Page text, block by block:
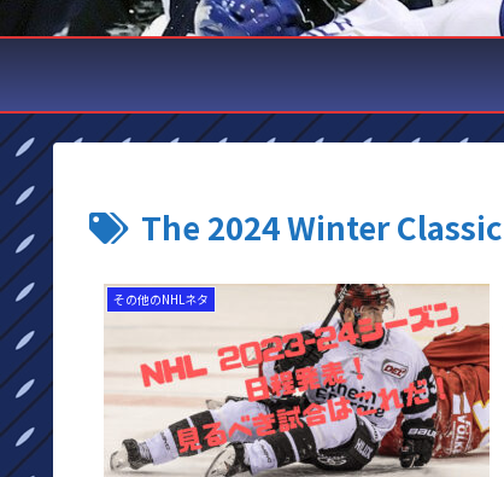
The 2024 Winter Classic
その他のNHLネタ